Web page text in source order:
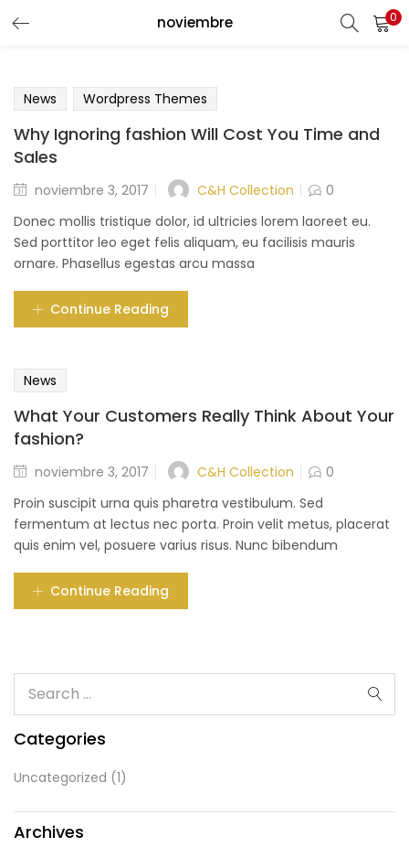
noviembre 0
News Wordpress Themes
Why Ignoring fashion Will Cost You Time and
Sales
noviembre 3, 2017 C&H Collection
0
Donec mollis tristique dolor, id ultricies lorem laoreet eu.
Sed porttitor leo eget felis aliquam, eu facilisis mauris
ornare. Phasellus egestas arcu massa
Continue Reading
News
What Your Customers Really Think About Your
fashion?
noviembre 3, 2017 C&H Collection
0
Proin suscipit urna quis pharetra vestibulum. Sed
fermentum at lectus nec porta. Proin velit metus, placerat
quis enim vel, posuere varius risus. Nunc bibendum
Continue Reading
Categories
Uncategorized (1)
Archives
Enter your username and password to login.
Remember me
Login